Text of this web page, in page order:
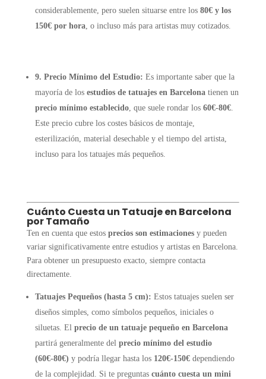
considerablemente, pero suelen situarse entre los 80€ y los
150€ por hora , o incluso más para artistas muy cotizados.
9. Precio Mínimo del Estudio: Es importante saber que la
mayoría de los estudios de tatuajes en Barcelona tienen un
precio mínimo establecido, que suele rondar los 60€-80€.
Este precio cubre los costes básicos de montaje,
esterilización, material desechable y el tiempo del artista,
incluso para los tatuajes más pequeños.
Cuánto Cuesta un Tatuaje en Barcelona
por Tamaño
Ten en cuenta que estos precios son estimacionesy pueden
variar significativamente entre estudios y artistas en Barcelona.
Para obtener un presupuesto exacto, siempre contacta
directamente.
Tatuajes Pequeños (hasta 5 cm): Estos tatuajes suelen ser
diseños simples, como símbolos pequeños, iniciales o
siluetas. El precio de un tatuaje pequeño en Barcelona
partirá generalmente del precio mínimo del estudio
(60€-80€) y podría llegar hasta los 120€-150€dependiendo
de la complejidad. Si te preguntas cuánto cuesta un mini